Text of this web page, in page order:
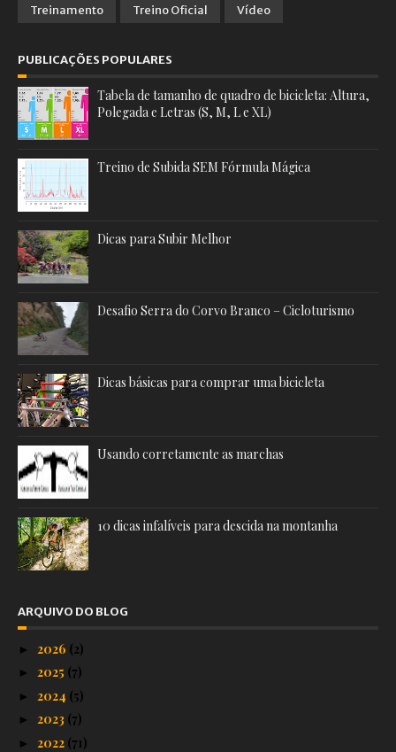
Treinamento
Treino Oficial Vídeo
PUBLICAÇÕES POPULARES
Tabela de tamanho de quadro de bicicleta: Altura,
Polegada e Letras (S, M, L e XL)
Treino de Subida SEM Fórmula Mágica
Dicas para Subir Melhor
Desafio Serra do Corvo Branco – Cicloturismo
Dicas básicas para comprar uma bicicleta
Usando corretamente as marchas
10 dicas infalíveis para descida na montanha
ARQUIVO DO BLOG
► 2026 (2)
► 2025 (7)
► 2024 (5)
► 2023 (7)
► 2022 (71)